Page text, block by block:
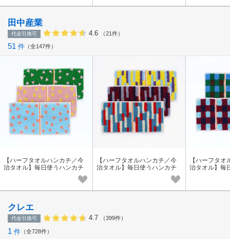
田中産業
代金引換可 4.6 （21件）
51 件 全147件
【ハーフタオルハンカチ／今
治タオル】毎日使うハンカチ
【ハーフタオルハンカチ／今
治タオル】毎日使うハンカチ
【ハーフタ
治タオル】毎
クレエ
代金引換可 4.7 （399件）
1 件 全728件